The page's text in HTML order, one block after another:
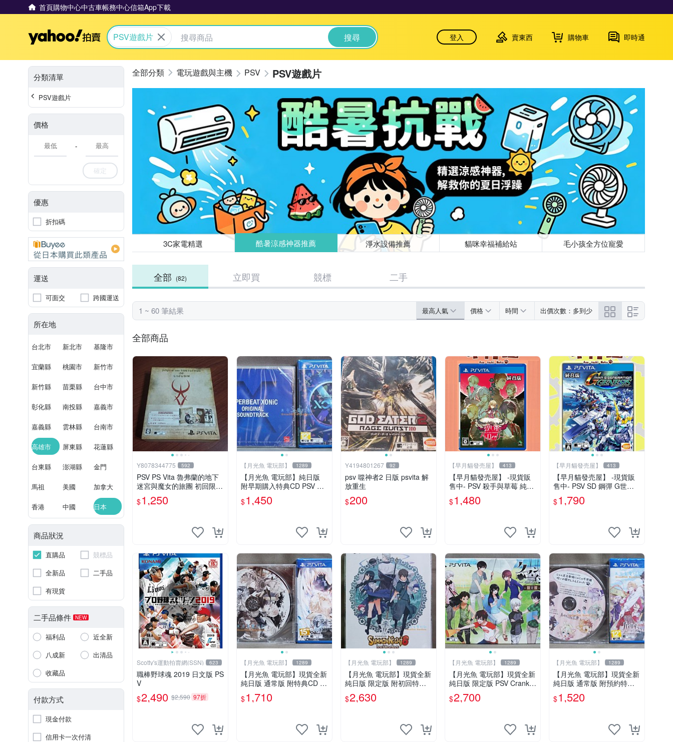
首頁購物中心中古車帳務中心信箱App下載
Yahoo拍賣
PSV遊戲片 搜尋 登入 賣東西 購物車 即時通
分類清單
PSV遊戲片
價格
-
確定
優惠
折扣碼
運送
可面交 跨國運送
所在地
台北市 新北市 基隆市
宜蘭縣 桃園市 新竹市
新竹縣 苗栗縣 台中市
彰化縣 南投縣 嘉義市
嘉義縣 雲林縣 台南市
高雄市 屏東縣 花蓮縣
台東縣 澎湖縣 金門
馬祖 美國 加拿大
香港 中國 日本
商品狀況
直購品
競標品
全新品
二手品
有現貨
二手品條件 NEW
福利品
近全新
八成新
出清品
收藏品
付款方式
現金付款
信用卡一次付清
電玩遊戲與主機 PSV PSV遊戲片
3C家電精選 酷暑涼感神器推薦 淨水設備推薦 貓咪幸福補給站 毛小孩全方位寵愛
全部 (82) 立即買 競標 二手
1 ~ 60 筆結果 最高人氣 價格 時間 出價次數：多到少
全部商品
Y8078344775 592
PSV PS Vita 魯弗蘭的地下
迷宮與魔女的旅團 初回限定
版 純日版 （二手）
$1,250
【月光魚 電玩部】 1289
【月光魚 電玩部】純日版
附早期購入特典CD PSV SU
PERBEAT XONiC 純日版 P
S Vita
$1,450
Y4194801267 92
psv 噬神者2 日版 psvita 解
放重生
$200
【早月貓發売屋】 413
【早月貓發売屋】 -現貨販
售中- PSV 殺手與草莓 純日
版 日文版 ※戀愛×懸疑※ 戀
愛ADV遊戲
$1,480
【早月貓發売屋】 413
【早月貓發売屋】 -現貨販
售中- PSV SD 鋼彈 G世代
創世 純日版 日文版
$1,790
已售完
Scotty's運動拍賣網(SSN) 623
職棒野球魂 2019 日文版 PS
V
$2,490 $2,590 97折
【月光魚 電玩部】 1289
【月光魚 電玩部】現貨全新
純日版 通常版 附特典CD P
SV 灰鷹之 Psychedelica 普
通版 純日版
$1,710
【月光魚 電玩部】 1289
【月光魚 電玩部】現貨全新
純日版 限定版 附初回特典
PSV 召喚夜響曲 6 消逝的境
界 初回限定生產版 日版日
$2,630
【月光魚 電玩部】 1289
【月光魚 電玩部】現貨全新
純日版 限定版 PSV Crank i
n 限定版 純日版
$2,700
【月光魚 電玩部】 1289
【月光魚 電玩部】現貨全新
純日版 通常版 附預約特典C
D PSV 海利肯施塔特之歌 普
通版 純日版
$1,520